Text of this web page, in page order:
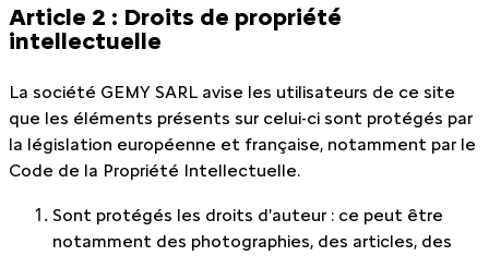
Article 2 : Droits de propriété
intellectuelle
La société GEMY SARL avise les utilisateurs de ce site
que les éléments présents sur celui-ci sont protégés par
la législation européenne et française, notamment par le
Code de la Propriété Intellectuelle.
Sont protégés les droits d'auteur : ce peut être
notamment des photographies, des articles, des